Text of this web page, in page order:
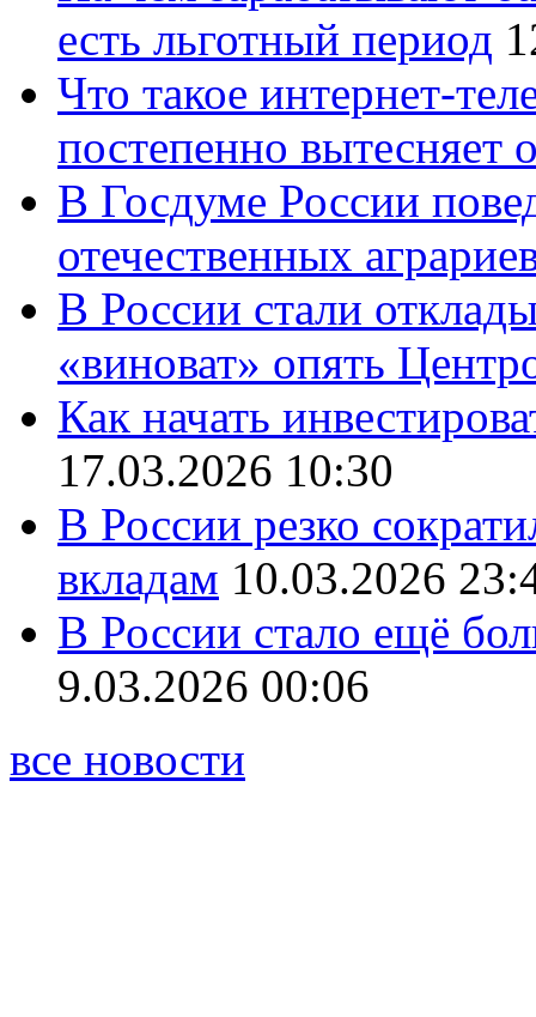
есть льготный период
Что такое интернет-
постепенно вытесняет
В Госдуме России
отечественных
В России стали
«виноват» опять
Как начать
17.03.2026 10:30
В России резко
вкладам 10.03.2026
В России стало ещё
9.03.2026 00:06
все новости